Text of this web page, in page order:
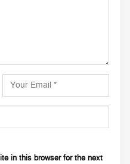
in this browser for the next